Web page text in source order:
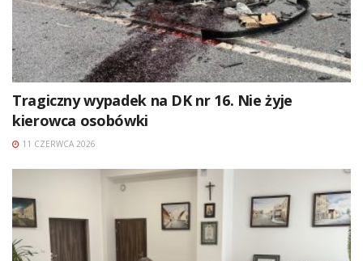
Tragiczny wypadek na DK nr 16. Nie żyje
kierowca osobówki
11 CZERWCA 2026